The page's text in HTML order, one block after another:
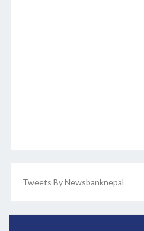
Tweets By Newsbanknepal